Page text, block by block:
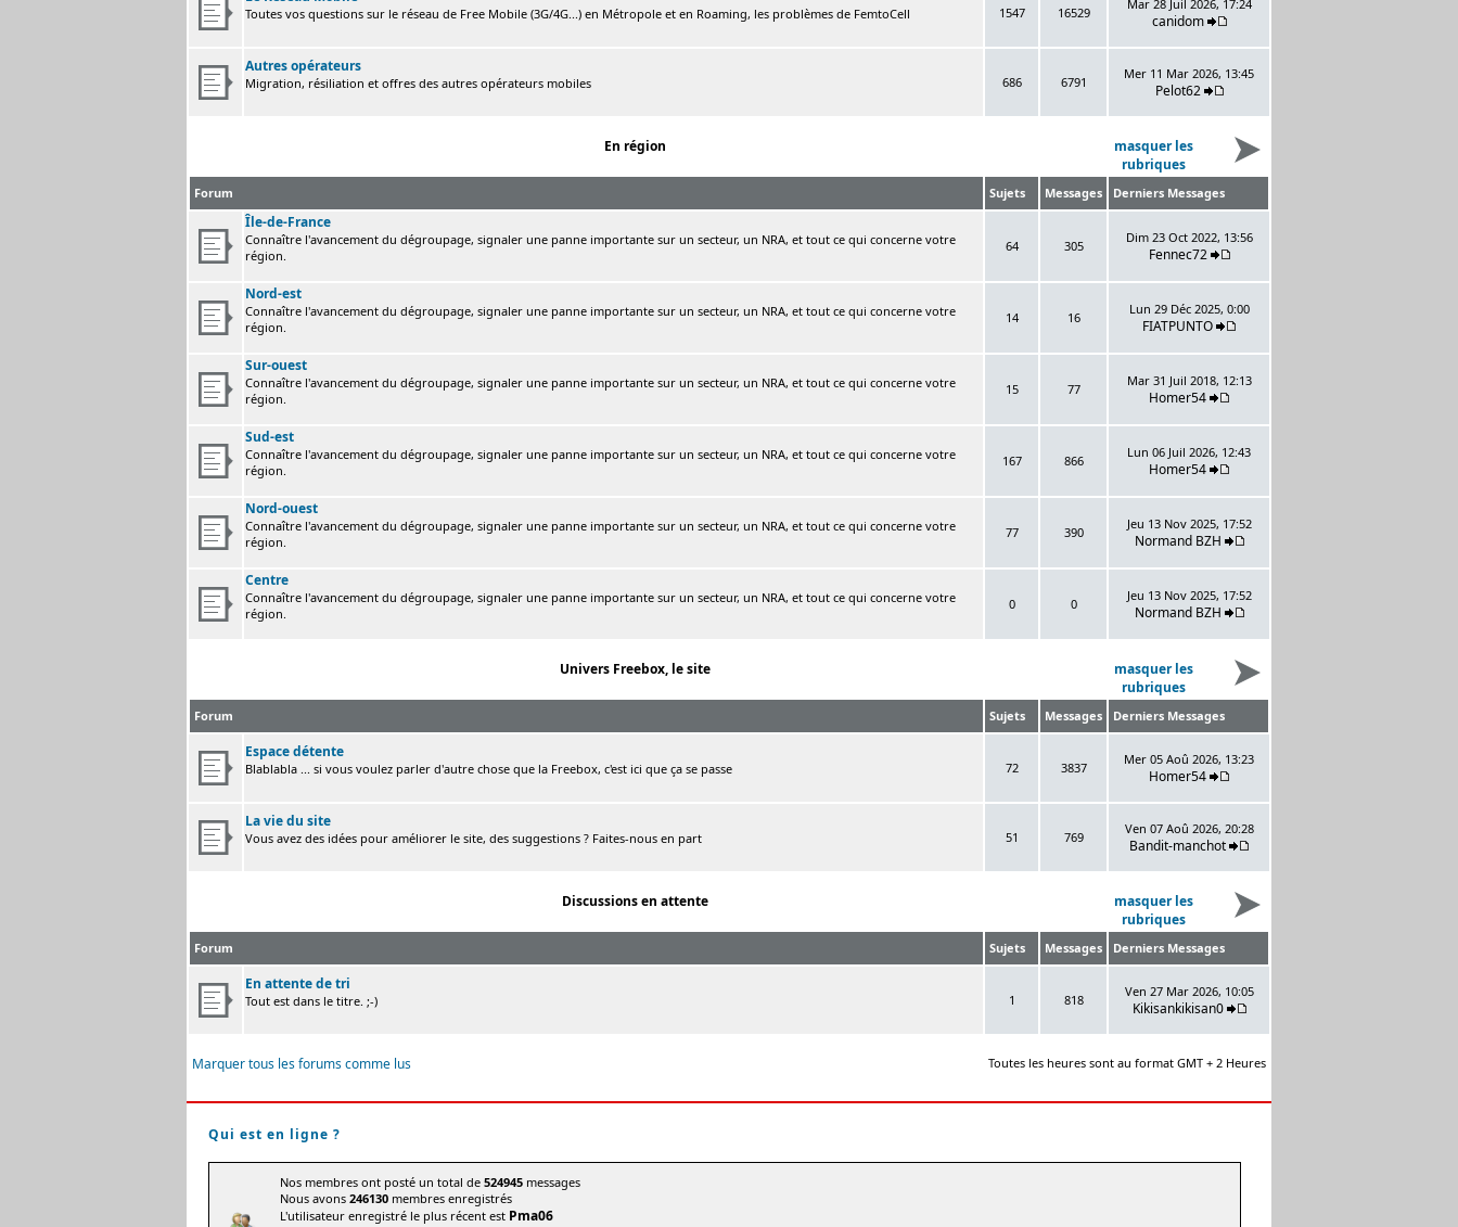
Toutes vos questions sur le réseau de Free Mobile (3G/4G...) en Métropole et en Roaming, les problèmes de FemtoCell 1547 16529
Mar 28 Juil 2026, 17:24
canidom
Autres opérateurs
Migration, résiliation et offres des autres opérateurs mobiles 686 6791
Mer 11 Mar 2026, 13:45
Pelot62
En région
masquer les
rubriques
Forum Sujets Messages Derniers Messages
Île-de-France
Connaître l'avancement du dégroupage, signaler une panne importante sur un secteur, un NRA, et tout ce qui concerne votre
région.
64 305
Dim 23 Oct 2022, 13:56
Fennec72
Nord-est
Connaître l'avancement du dégroupage, signaler une panne importante sur un secteur, un NRA, et tout ce qui concerne votre
région.
14 16
Lun 29 Déc 2025, 0:00
FIATPUNTO
Sur-ouest
Connaître l'avancement du dégroupage, signaler une panne importante sur un secteur, un NRA, et tout ce qui concerne votre
région.
15 77
Mar 31 Juil 2018, 12:13
Homer54
Sud-est
Connaître l'avancement du dégroupage, signaler une panne importante sur un secteur, un NRA, et tout ce qui concerne votre
région.
167 866
Lun 06 Juil 2026, 12:43
Homer54
Nord-ouest
Connaître l'avancement du dégroupage, signaler une panne importante sur un secteur, un NRA, et tout ce qui concerne votre
région.
77 390
Jeu 13 Nov 2025, 17:52
Normand BZH
Centre
Connaître l'avancement du dégroupage, signaler une panne importante sur un secteur, un NRA, et tout ce qui concerne votre
région.
0 0
Jeu 13 Nov 2025, 17:52
Normand BZH
Univers Freebox, le site
masquer les
rubriques
Forum Sujets Messages Derniers Messages
Espace détente
Blablabla ... si vous voulez parler d'autre chose que la Freebox, c'est ici que ça se passe 72 3837
Mer 05 Aoû 2026, 13:23
Homer54
La vie du site
Vous avez des idées pour améliorer le site, des suggestions ? Faites-nous en part 51 769
Ven 07 Aoû 2026, 20:28
Bandit-manchot
Discussions en attente
masquer les
rubriques
Forum Sujets Messages Derniers Messages
En attente de tri
Tout est dans le titre. ;-) 1 818
Ven 27 Mar 2026, 10:05
Kikisankikisan0
Marquer tous les forums comme lus Toutes les heures sont au format GMT + 2 Heures
Qui est en ligne ?
Nos membres ont posté un total de 524945 messages
Nous avons 246130 membres enregistrés
L'utilisateur enregistré le plus récent est Pma06